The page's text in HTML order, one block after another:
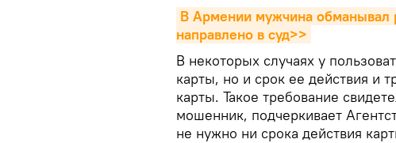
В Армении мужчина обманывал
направлено в суд>>
В некоторых случаях у
карты, но и срок ее действия и
карты. Такое требование
мошенник, подчеркивает
не нужно ни срока действия